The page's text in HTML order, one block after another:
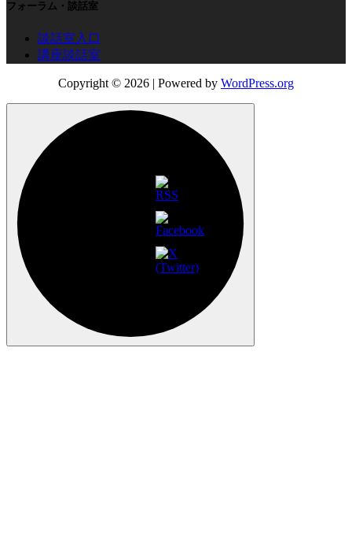
フォーラム・談話室
談話室入口
講座談話室
Copyright © 2026 | Powered by WordPress.org